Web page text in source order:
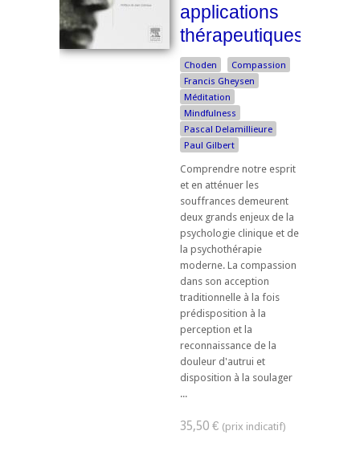
applications
thérapeutiques
Choden
Compassion
Francis Gheysen
Méditation
Mindfulness
Pascal Delamillieure
Paul Gilbert
Comprendre notre esprit
et en atténuer les
souffrances demeurent
deux grands enjeux de la
psychologie clinique et de
la psychothérapie
moderne. La compassion
dans son acception
traditionnelle à la fois
prédisposition à la
perception et la
reconnaissance de la
douleur d'autrui et
disposition à la soulager
...
35,50 €